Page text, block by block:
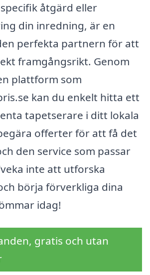
åtgärd eller
din inredning, är en
perfekta partnern för att
framgångsrikt. Genom
plattform som
kan du enkelt hitta ett
tapetserare i ditt lokala
offerter för att få det
den service som passar
inte att utforska
börja förverkliga dina
idag!
gratis och utan